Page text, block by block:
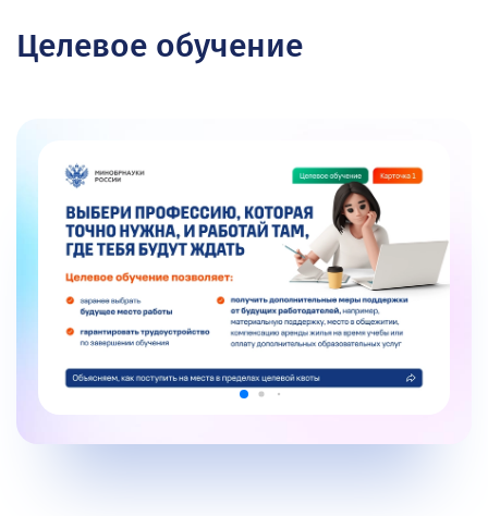
Целевое обучение